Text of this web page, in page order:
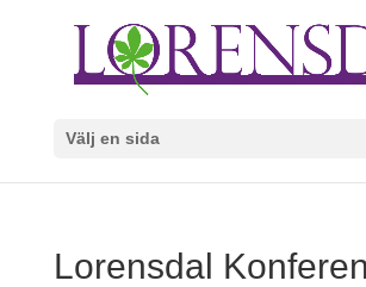
Välj en sida
Lorensdal